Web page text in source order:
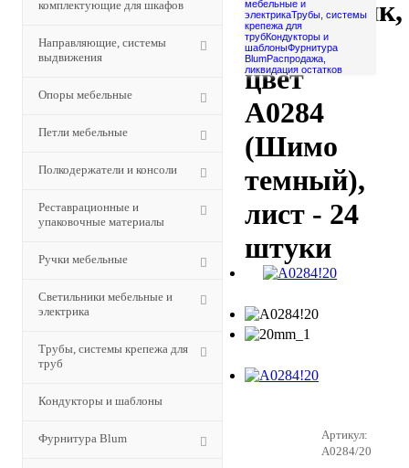
комплектующие для шкафов
Направляющие, системы
выдвижения
Опоры мебельные
Петли мебельные
Полкодержатели и консоли
Реставрационные и
упаковочные материалы
Ручки мебельные
Светильники мебельные и
электрика
Трубы, системы крепежа для
труб
Кондукторы и шаблоны
Фурнитура Blum
мебельные и
электрикаТрубы, системы
крепежа для
трубКондукторы и
шаблоныФурнитура
BlumРаспродажа,
ликвидация остатков
эксцентрик,
D=20мм,
цвет
A0284
(Шимо
темный),
лист - 24
штуки
Артикул:
A0284/20